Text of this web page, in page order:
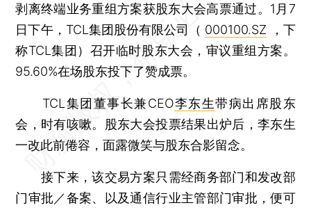
剥离终端业务重组方案获股东大会高票通过。1月7
日下午，TCL集团股份有限公司（ 000100.SZ ，下
称TCL集团）召开临时股东大会，审议重组方案。
95.60%在场股东投下了赞成票。
TCL集团董事长兼CEO李东生带病出席股东
会，时有咳嗽。股东大会投票结果出炉后，李东生
一改此前倦容，面露微笑与股东合影留念。
接下来，该交易方案只需经商务部门和发改部
门审批／备案、以及通信行业主管部门审批，便可